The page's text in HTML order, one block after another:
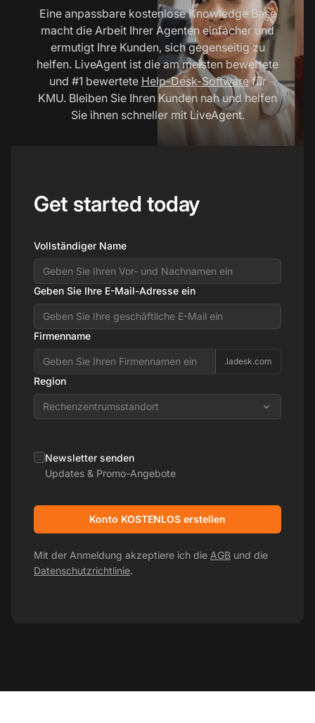
Eine anpassbare kostenlose Knowledge Base
macht die Arbeit Ihrer Agenten einfacher und
ermutigt Ihre Kunden, sich gegenseitig zu
helfen. LiveAgent ist die am meisten bewertete
und #1 bewertete Help-Desk-Softwarefür
KMU. Bleiben Sie Ihren Kunden nah und helfen
Sie ihnen schneller mit LiveAgent.
Get started today
Vollständiger Name
Geben Sie Ihre E-Mail-Adresse ein
Firmenname
.ladesk.com
Region
Rechenzentrumsstandort
Newsletter senden
Updates & Promo-Angebote
Konto KOSTENLOS erstellen
Mit der Anmeldung akzeptiere ich die AGB und die
Datenschutzrichtlinie.